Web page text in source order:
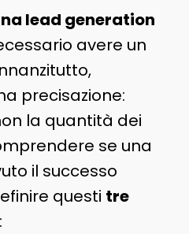
lead generation
avere un
precisazione:
la quantità dei
se una
il successo
questi tre
: